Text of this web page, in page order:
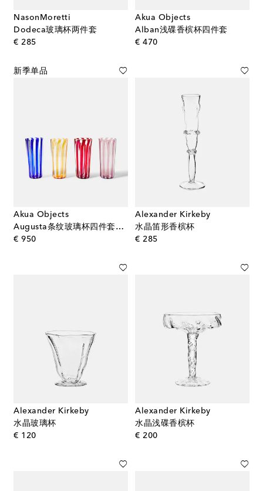
NasonMoretti
Dodeca玻璃杯两件套
€ 285original price
Akua Objects
Alban浅碟香槟杯四件套
€ 470original price
新季单品
Akua Objects
Augusta条纹玻璃杯四件套，大号
€ 950original price
Alexander Kirkeby
水晶笛形香槟杯
€ 285original price
Alexander Kirkeby
水晶玻璃杯
€ 120original price
Alexander Kirkeby
水晶浅碟香槟杯
€ 200original price